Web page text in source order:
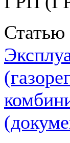
Статью